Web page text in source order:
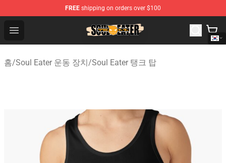
FREE shipping on orders over $100
Open menu
Soul Eater Store - Official Soul Eater Merchandise Shop
홈/Soul Eater 운동 장치/Soul Eater 탱크 탑